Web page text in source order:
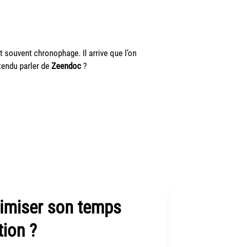
chronophage. Il arrive que l’on
parler de Zeendoc ?
son temps
?